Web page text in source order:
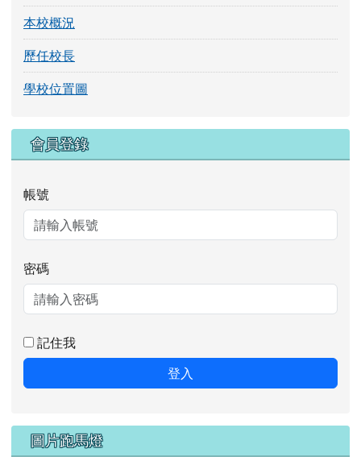
本校概況
歷任校長
學校位置圖
右邊區域內容
會員登錄
帳號
密碼
記住我
登入
圖片跑馬燈
DSC_1987.JPG